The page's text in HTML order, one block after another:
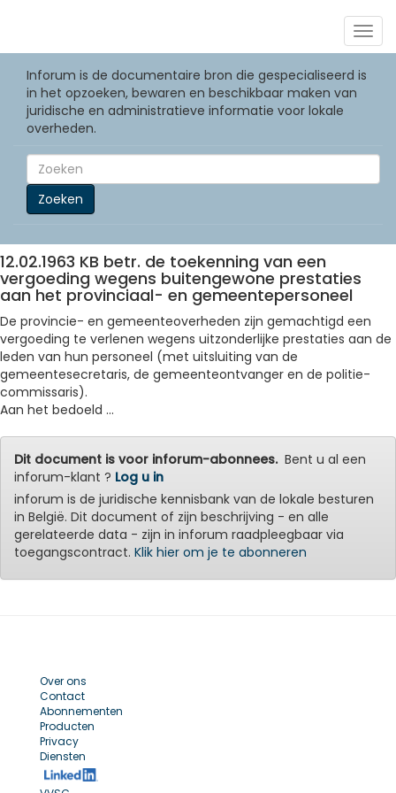
Inforum is de documentaire bron die gespecialiseerd is
in het opzoeken, bewaren en beschikbaar maken van
juridische en administratieve informatie voor lokale
overheden.
Zoeken
12.02.1963 KB betr. de toekenning van een
vergoeding wegens buitengewone prestaties
aan het provinciaal- en gemeentepersoneel
De provincie- en gemeenteoverheden zijn gemachtigd een
vergoeding te verlenen wegens uitzonderlijke prestaties aan de
leden van hun personeel (met uitsluiting van de
gemeentesecretaris, de gemeenteontvanger en de politie-
commissaris).
Aan het bedoeld ...
Dit document is voor inforum-abonnees.Bent u al een
inforum-klant ? Log u in
inforum is de juridische kennisbank van de lokale besturen
in België. Dit document of zijn beschrijving - en alle
gerelateerde data - zijn in inforum raadpleegbaar via
toegangscontract. Klik hier om je te abonneren
Over ons
Contact
Abonnementen
Producten
Privacy
Diensten